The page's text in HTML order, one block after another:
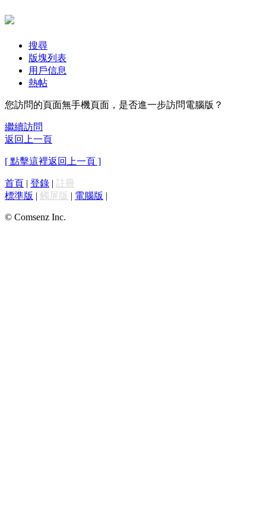
搜尋
版塊列表
用戶信息
熱帖
您訪問的頁面無手機頁面，是否進一步訪問電腦版？
繼續訪問
返回上一頁
[ 點擊這裡返回上一頁 ]
首頁 | 登錄 | 註冊
標準版 | 觸屏版 | 電腦版 |
© Comsenz Inc.